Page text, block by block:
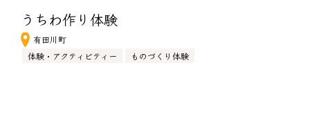
うちわ作り体験
有田川町
体験・アクティビティー
ものづくり体験